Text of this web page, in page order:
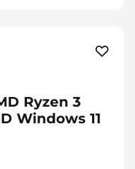
Ryzen 3
Windows 11